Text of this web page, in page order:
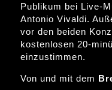
Publikum bei Live-
Antonio Vivaldi.
vor den beiden
kostenlosen 20-
einzustimmen.
Von und mit dem